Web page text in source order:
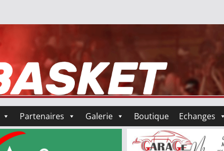
Partenaires Galerie Boutique Echanges